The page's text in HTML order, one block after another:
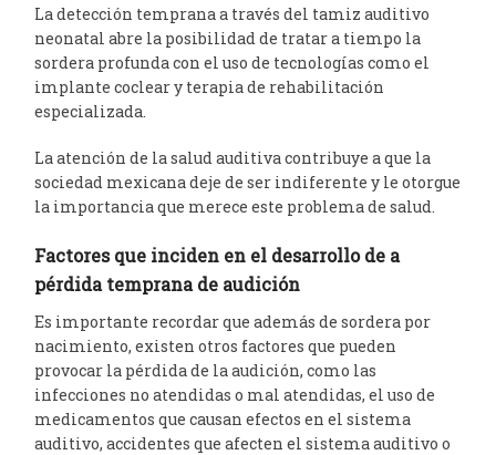
La detección temprana a través del tamiz auditivo
neonatal abre la posibilidad de tratar a tiempo la
sordera profunda con el uso de tecnologías como el
implante coclear y terapia de rehabilitación
especializada.
La atención de la salud auditiva contribuye a que la
sociedad mexicana deje de ser indiferente y le otorgue
la importancia que merece este problema de salud.
Factores que inciden en el desarrollo de a
pérdida temprana de audición
Es importante recordar que además de sordera por
nacimiento, existen otros factores que pueden
provocar la pérdida de la audición, como las
infecciones no atendidas o mal atendidas, el uso de
medicamentos que causan efectos en el sistema
auditivo, accidentes que afecten el sistema auditivo o